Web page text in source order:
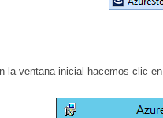
la ventana inicial hacemos clic en